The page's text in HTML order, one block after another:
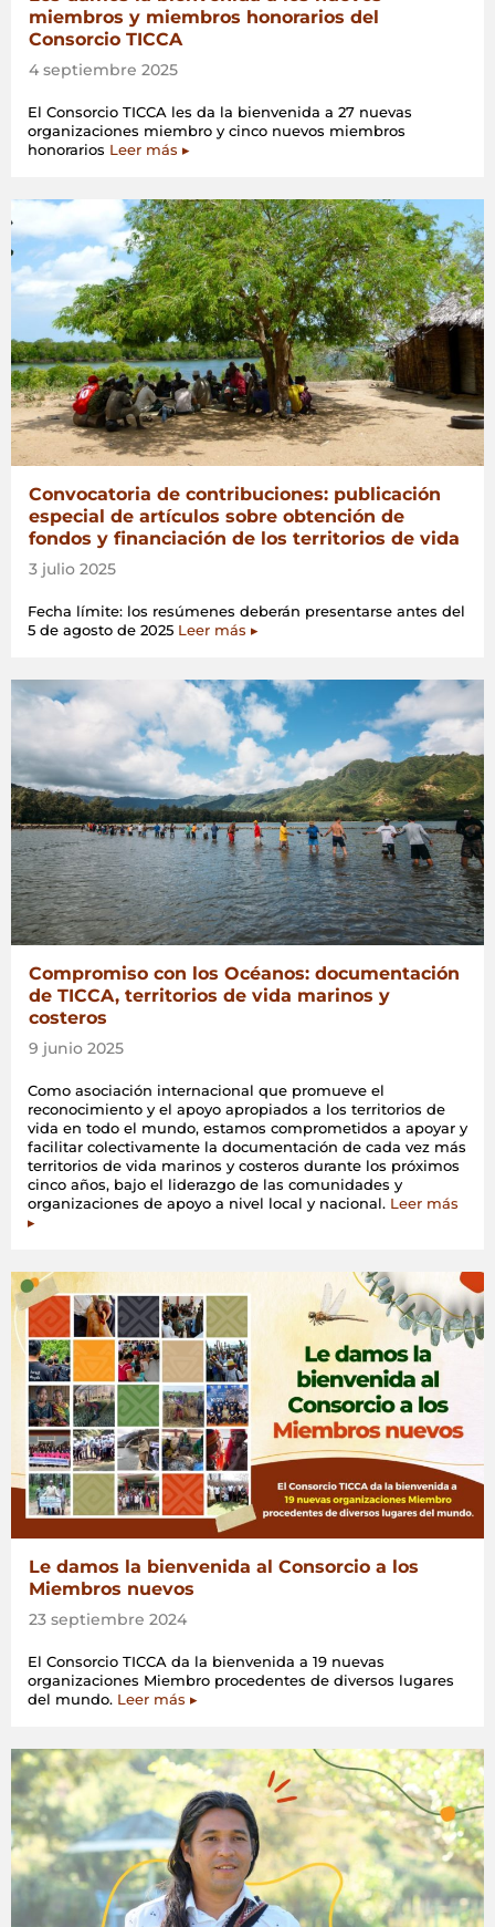
miembros y miembros honorarios del
Consorcio TICCA
4 septiembre 2025
El Consorcio TICCA les da la bienvenida a 27 nuevas
organizaciones miembro y cinco nuevos miembros
honorarios Leer más ▸
Convocatoria de contribuciones: publicación
especial de artículos sobre obtención de
fondos y financiación de los territorios de vida
3 julio 2025
Fecha límite: los resúmenes deberán presentarse antes del
5 de agosto de 2025 Leer más ▸
Compromiso con los Océanos: documentación
de TICCA, territorios de vida marinos y
costeros
9 junio 2025
Como asociación internacional que promueve el
reconocimiento y el apoyo apropiados a los territorios de
vida en todo el mundo, estamos comprometidos a apoyar y
facilitar colectivamente la documentación de cada vez más
territorios de vida marinos y costeros durante los próximos
cinco años, bajo el liderazgo de las comunidades y
organizaciones de apoyo a nivel local y nacional. Leer más
▸
Le damos la bienvenida al Consorcio a los
Miembros nuevos
23 septiembre 2024
El Consorcio TICCA da la bienvenida a 19 nuevas
organizaciones Miembro procedentes de diversos lugares
del mundo. Leer más ▸